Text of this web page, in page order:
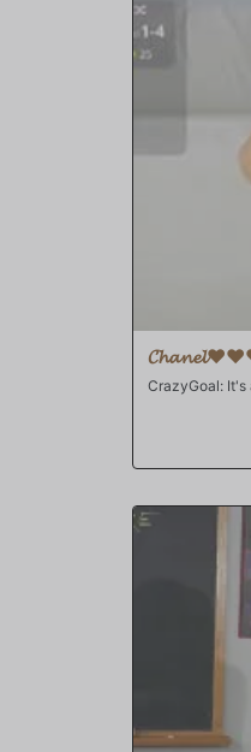
dejando un
nuevo espacio
CrazyGoal: It's